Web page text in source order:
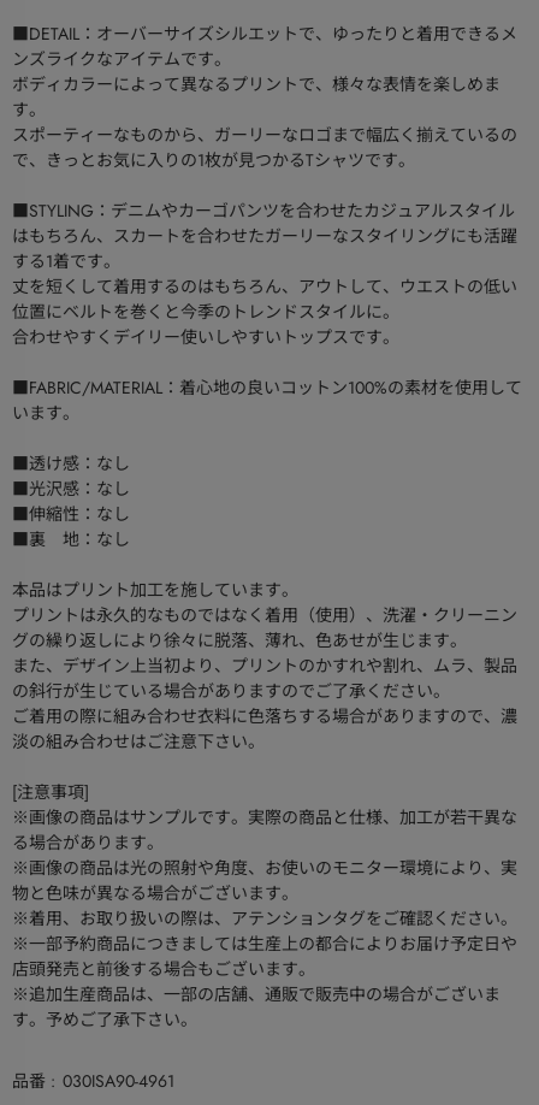
■DETAIL：オーバーサイズシルエットで、ゆったりと着用できるメ
ンズライクなアイテムです。
ボディカラーによって異なるプリントで、様々な表情を楽しめま
す。
スポーティーなものから、ガーリーなロゴまで幅広く揃えているの
で、きっとお気に入りの1枚が見つかるTシャツです。
■STYLING：デニムやカーゴパンツを合わせたカジュアルスタイル
はもちろん、スカートを合わせたガーリーなスタイリングにも活躍
する1着です。
丈を短くして着用するのはもちろん、アウトして、ウエストの低い
位置にベルトを巻くと今季のトレンドスタイルに。
合わせやすくデイリー使いしやすいトップスです。
■FABRIC/MATERIAL：着心地の良いコットン100%の素材を使用して
います。
■透け感：なし
■光沢感：なし
■伸縮性：なし
■裏 地：なし
本品はプリント加工を施しています。
プリントは永久的なものではなく着用（使用）、洗濯・クリーニン
グの繰り返しにより徐々に脱落、薄れ、色あせが生じます。
また、デザイン上当初より、プリントのかすれや割れ、ムラ、製品
の斜行が生じている場合がありますのでご了承ください。
ご着用の際に組み合わせ衣料に色落ちする場合がありますので、濃
淡の組み合わせはご注意下さい。
[注意事項]
※画像の商品はサンプルです。実際の商品と仕様、加工が若干異な
る場合があります。
※画像の商品は光の照射や角度、お使いのモニター環境により、実
物と色味が異なる場合がございます。
※着用、お取り扱いの際は、アテンションタグをご確認ください。
※一部予約商品につきましては生産上の都合によりお届け予定日や
店頭発売と前後する場合もございます。
※追加生産商品は、一部の店舗、通販で販売中の場合がございま
す。予めご了承下さい。
品番
030ISA90-4961